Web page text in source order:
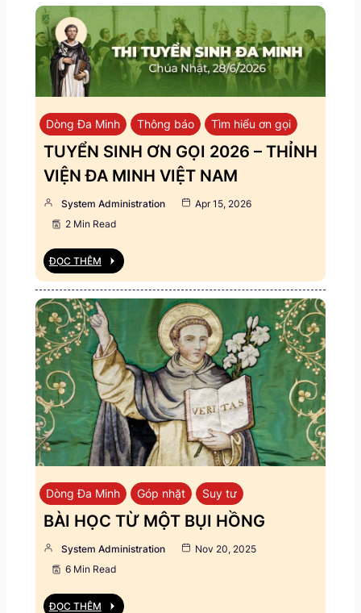
Dòng Đa Minh Thông báo Tìm hiểu ơn gọi
TUYỂN SINH ƠN GỌI 2026 – THỈNH
VIỆN ĐA MINH VIỆT NAM
System Administration
Apr 15, 2026
2 Min Read
ĐỌC THÊM
Dòng Đa Minh Góp nhặt Suy tư
BÀI HỌC TỪ MỘT BỤI HỒNG
System Administration
Nov 20, 2025
6 Min Read
ĐỌC THÊM